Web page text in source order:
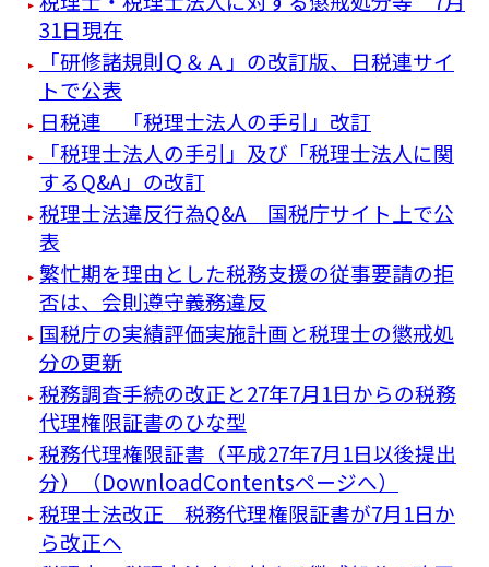
31日現在
「研修諸規則Ｑ＆Ａ」の改訂版、日税連サイ
トで公表
日税連 「税理士法人の手引」改訂
「税理士法人の手引」及び「税理士法人に関
するQ&A」の改訂
税理士法違反行為Q&A 国税庁サイト上で公
表
繁忙期を理由とした税務支援の従事要請の拒
否は、会則遵守義務違反
国税庁の実績評価実施計画と税理士の懲戒処
分の更新
税務調査手続の改正と27年7月1日からの税務
代理権限証書のひな型
税務代理権限証書（平成27年7月1日以後提出
分）（DownloadContentsページへ）
税理士法改正 税務代理権限証書が7月1日か
ら改正へ